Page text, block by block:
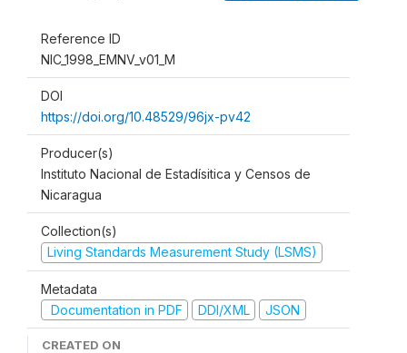
Reference ID
NIC_1998_EMNV_v01_M
DOI
https://doi.org/10.48529/96jx-pv42
Producer(s)
Instituto Nacional de Estadísitica y Censos de
Nicaragua
Collection(s)
Living Standards Measurement Study (LSMS)
Metadata
Documentation in PDF
DDI/XML JSON
CREATED ON